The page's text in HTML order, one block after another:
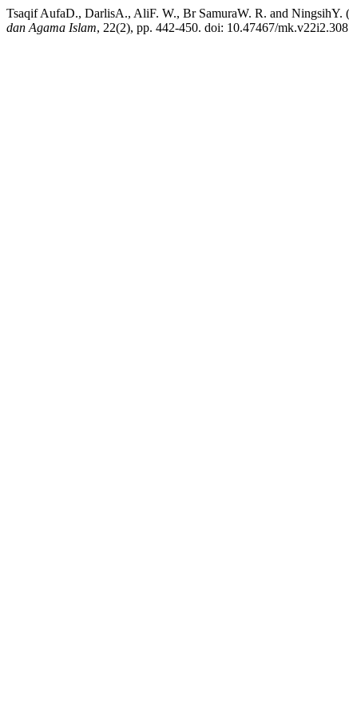
Tsaqif AufaD., DarlisA., AliF. W., Br SamuraW. R. and NingsihY.
dan Agama Islam, 22(2), pp. 442-450. doi: 10.47467/